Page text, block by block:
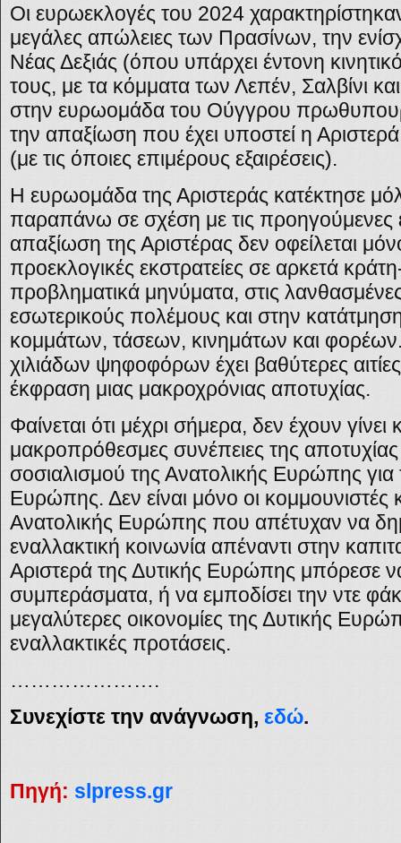
Οι ευρωεκλογές του 2024
μεγάλες απώλειες των Πρασίνων, την
Νέας Δεξιάς (όπου υπάρχει έντονη
τους, με τα κόμματα των Λεπέν, Σαλβίνι
στην ευρωομάδα του Ούγγρου
την απαξίωση που έχει υποστεί η
(με τις όποιες επιμέρους εξαιρέσεις).
Η ευρωομάδα της Αριστεράς κατέκτησε
παραπάνω σε σχέση με τις
απαξίωση της Αριστέρας δεν οφείλεται
προεκλογικές εκστρατείες σε αρκετά
προβληματικά μηνύματα, στις
εσωτερικούς πολέμους και στην
κομμάτων, τάσεων, κινημάτων και
χιλιάδων ψηφοφόρων έχει βαθύτερες
έκφραση μιας μακροχρόνιας αποτυχίας.
Φαίνεται ότι μέχρι σήμερα, δεν έχουν γίνει
μακροπρόθεσμες συνέπειες της
σοσιαλισμού της Ανατολικής Ευρώπης για
Ευρώπης. Δεν είναι μόνο οι κομμουνιστές
Ανατολικής Ευρώπης που απέτυχαν να
εναλλακτική κοινωνία απέναντι στην
Αριστερά της Δυτικής Ευρώπης μπόρεσε
συμπεράσματα, ή να εμποδίσει την ντε
μεγαλύτερες οικονομίες της Δυτικής
εναλλακτικές προτάσεις.
………………….
Συνεχίστε την ανάγνωση, εδώ.
Πηγή: slpress.gr